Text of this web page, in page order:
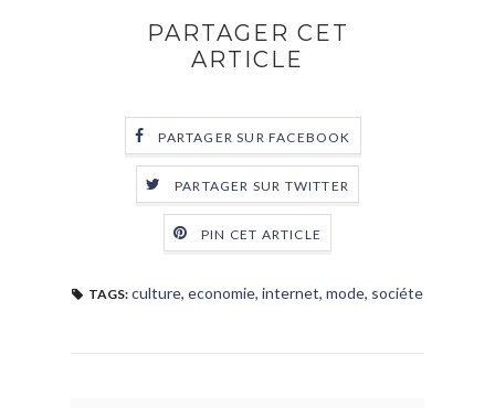
PARTAGER CET
ARTICLE
PARTAGER SUR FACEBOOK
PARTAGER SUR TWITTER
PIN CET ARTICLE
TAGS: culture, economie, internet, mode, sociéte